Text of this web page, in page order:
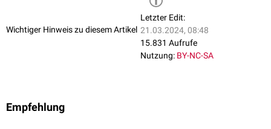
Wichtiger Hinweis zu diesem Artikel
Letzter Edit:
21.03.2024, 08:48
15.831 Aufrufe
Nutzung: BY-NC-SA
Empfehlung